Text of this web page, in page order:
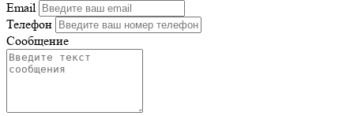
Email
Телефон
Сообщение